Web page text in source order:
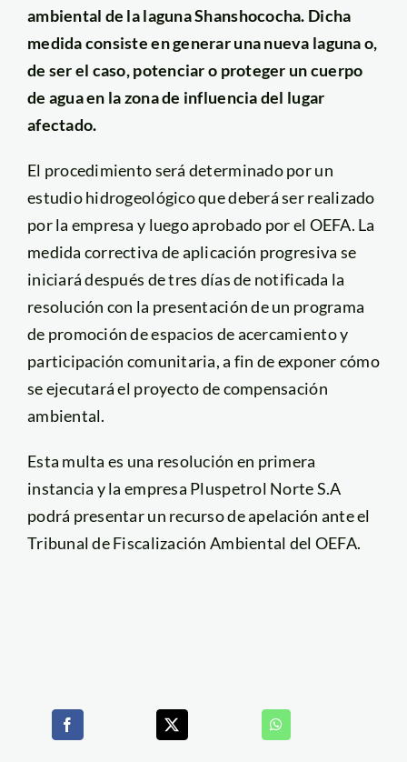
ambiental de la laguna Shanshococha. Dicha
medida consiste en generar una nueva laguna o,
de ser el caso, potenciar o proteger un cuerpo
de agua en la zona de influencia del lugar
afectado.
El procedimiento será determinado por un
estudio hidrogeológico que deberá ser realizado
por la empresa y luego aprobado por el OEFA. La
medida correctiva de aplicación progresiva se
iniciará después de tres días de notificada la
resolución con la presentación de un programa
de promoción de espacios de acercamiento y
participación comunitaria, a fin de exponer cómo
se ejecutará el proyecto de compensación
ambiental.
Esta multa es una resolución en primera
instancia y la empresa Pluspetrol Norte S.A
podrá presentar un recurso de apelación ante el
Tribunal de Fiscalización Ambiental del OEFA.